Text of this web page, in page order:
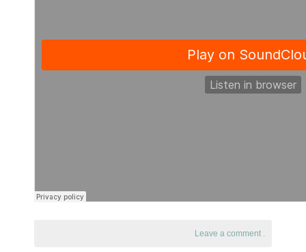
Leave a comment .